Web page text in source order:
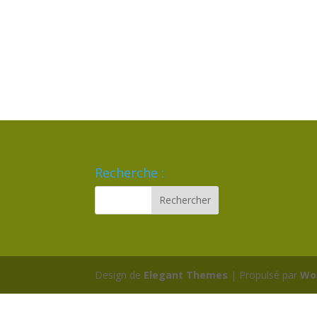
Recherche :
Design de Elegant Themes | Propulsé par